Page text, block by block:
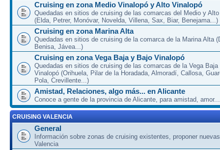
Cruising en zona Medio Vinalopó y Alto Vinalopó
Quedadas en sitios de cruising de las comarcas del Medio y
(Elda, Petrer, Monóvar, Novelda, Villena, Sax, Biar, Benejama...)
Cruising en zona Marina Alta
Quedadas en sitios de cruising de la comarca de la Marina Alta
Benisa, Jávea...)
Cruising en zona Vega Baja y Bajo Vinalopó
Quedadas en sitios de cruising de las comarcas de la Vega Baja
Vinalopó (Orihuela, Pilar de la Horadada, Almoradí, Callosa,
Pola, Crevillente...)
Amistad, Relaciones, algo más... en Alicante
Conoce a gente de la provincia de Alicante, para amistad,
CRUISING VALENCIA
General
Información sobre zonas de cruising existentes, proponer
Valencia